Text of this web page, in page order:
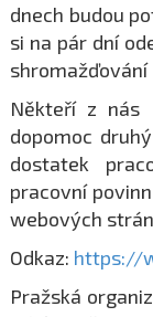
dnech budou
si na pár dní
Někteří z nás
dopomoc
dostatek
pracovní
webových
Odkaz: https://
Pražská